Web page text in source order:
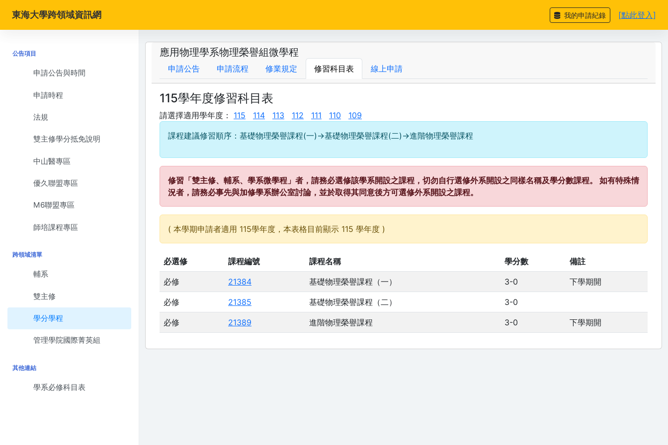
東海大學跨領域資訊網 我的申請紀錄 [點此登入]
公告項目
申請公告與時間
申請時程
法規
雙主修學分抵免說明
中山醫專區
優久聯盟專區
M6聯盟專區
師培課程專區
跨領域清單
輔系
雙主修
學分學程
管理學院國際菁英組
其他連結
學系必修科目表
應用物理學系物理榮譽組微學程
申請公告 申請流程 修業規定 修習科目表 線上申請
115學年度修習科目表
請選擇適用學年度： 115 114 113 112 111 110 109
課程建議修習順序：基礎物理榮譽課程(一)→基礎物理榮譽課程(二)→進階物理榮譽課程
修習「雙主修、輔系、學系微學程」者，請務必選修該學系開設之課程，切勿自行選修外系開設之同樣名稱及學分數課程。 如有特殊情
況者，請務必事先與加修學系辦公室討論，並於取得其同意後方可選修外系開設之課程。
( 本學期申請者適用 115學年度，本表格目前顯示 115 學年度 )
必選修 課程編號 課程名稱 學分數 備註
必修 21384 基礎物理榮譽課程（一） 3-0 下學期開
必修 21385 基礎物理榮譽課程（二） 3-0
必修 21389 進階物理榮譽課程 3-0 下學期開